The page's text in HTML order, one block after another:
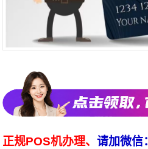
正规POS机办理、请加微信